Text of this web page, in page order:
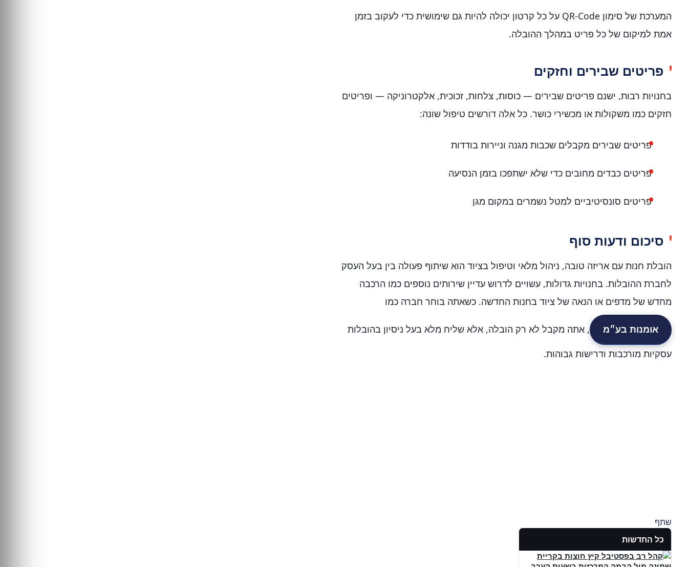
המערכת של סימון QR-Code על כל קרטון יכולה להיות גם שימושית כדי לעקוב בזמן
אמת למיקום של כל פריט במהלך ההובלה.
פריטים שבירים וחזקים
בחנויות רבות, ישנם פריטים שבירים — כוסות, צלחות, זכוכית, אלקטרוניקה — ופריטים
חזקים כמו משקולות או מכשירי כושר. כל אלה דורשים טיפול שונה:
פריטים שבירים מקבלים שכבות מגנה וניירות בודדות
פריטים כבדים מחובים כדי שלא ישתפכו בזמן הנסיעה
פריטים סונסיטיביים למטל נשמרים במקום מגן
סיכום ודעות סוף
הובלת חנות עם אריזה טובה, ניהול מלאי וטיפול בציוד הוא שיתוף פעולה בין בעל העסק
לחברת ההובלות. בחנויות גדולות, עשויים לדרוש עדיין שירותים נוספים כמו הרכבה
מחדש של מדפים או הנאה של ציוד בחנות החדשה. כשאתה בוחר חברה כמו
אומנות בע״מ
, אתה מקבל לא רק הובלה, אלא שליח מלא בעל ניסיון בהובלות
עסקיות מורכבות ודרישות גבוהות.
שתף
כל החדשות